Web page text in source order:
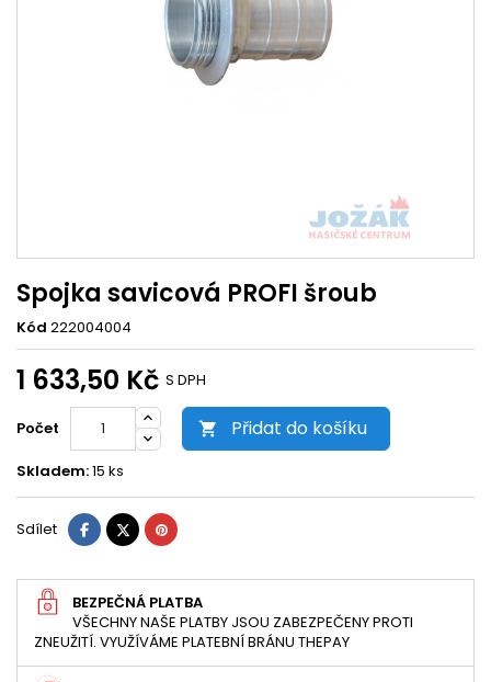
Spojka savicová PROFI šroub
Kód 222004004
1 633,50 Kč S DPH
Počet  Přidat do košíku
Skladem:15 ks
Sdílet SdíletTweetPinterest
BEZPEČNÁ PLATBA
VŠECHNY NAŠE PLATBY JSOU ZABEZPEČENY PROTI
ZNEUŽITÍ. VYUŽÍVÁME PLATEBNÍ BRÁNU THEPAY